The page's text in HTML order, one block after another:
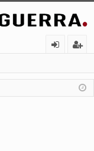
nt
ifi
ist
ra